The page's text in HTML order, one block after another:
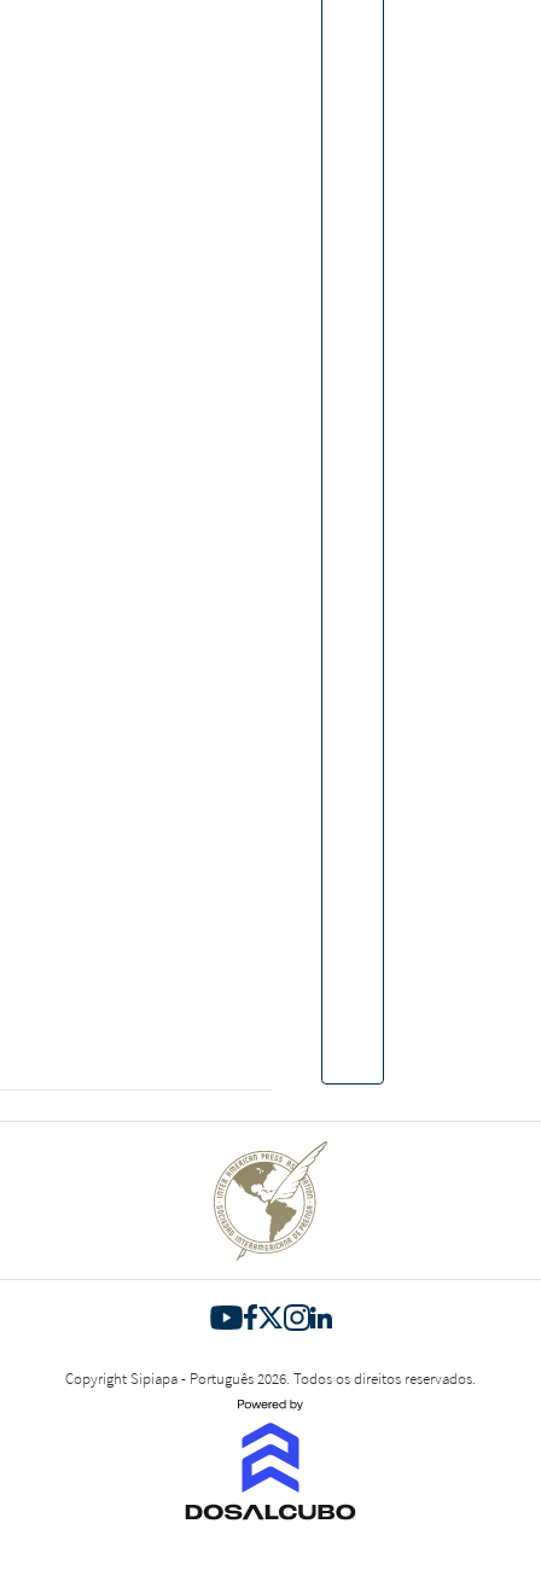
Copyright Sipiapa - Português 2026. Todos os direitos reservados.